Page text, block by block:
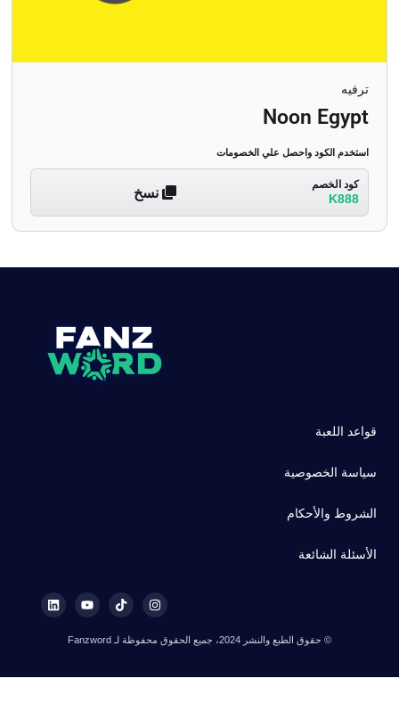
ترفيه
Noon Egypt
استخدم الكود واحصل علي الخصومات
كود الخصم
K888
قواعد اللعبة
سياسة الخصوصية
الشروط والأحكام
الأسئلة الشائعة
© حقوق الطبع والنشر 2024، جميع الحقوق محفوظة لـ Fanzword